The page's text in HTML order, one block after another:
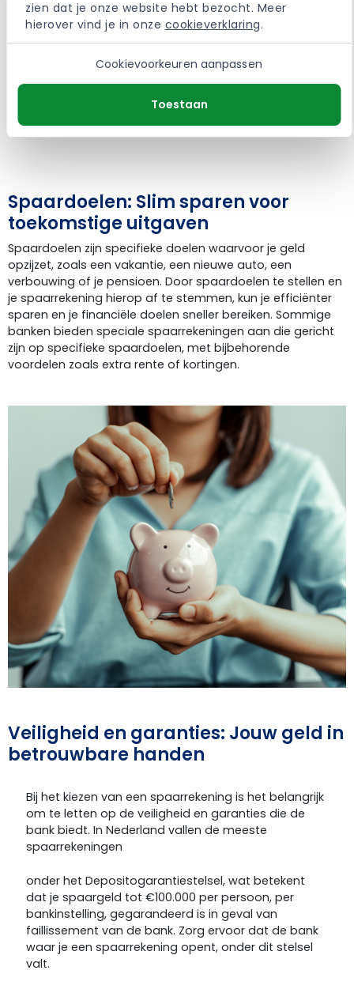
zien dat je onze website hebt bezocht. Meer
hierover vind je in onze cookieverklaring.
Cookievoorkeuren aanpassen
Toestaan
houdt in dat je spaargeld wordt geïnvesteerd in projecten
die bijdragen aan een betere samenleving, zoals
milieuvriendelijke project en, sociale ondernemingen of
duurzame energie. Bij het kiezen van een duurzame
spaarrekening is het belangrijk om te letten op de
investeringscriteria en certificeringen van de bank, zoals
Institute (CCI).
Spaardoelen: Slim sparen voor
toekomstige uitgaven
Spaardoelen zijn specifieke doelen waarvoor je geld
opzijzet, zoals een vakantie, een nieuwe auto, een
verbouwing of je pensioen. Door spaardoelen te stellen en
je spaarrekening hierop af te stemmen, kun je efficiënter
sparen en je financiële doelen sneller bereiken. Sommige
banken bieden speciale spaarrekeningen aan die gericht
zijn op specifieke spaardoelen, met bijbehorende
voordelen zoals extra rente of kortingen.
Veiligheid en garanties: Jouw geld in
betrouwbare handen
Bij het kiezen van een spaarrekening is het belangrijk
om te letten op de veiligheid en garanties die de
bank biedt. In Nederland vallen de meeste
spaarrekeningen
onder het Depositogarantiestelsel, wat betekent
dat je spaargeld tot €100.000 per persoon, per
bankinstelling, gegarandeerd is in geval van
faillissement van de bank. Zorg ervoor dat de bank
waar je een spaarrekening opent, onder dit stelsel
valt.